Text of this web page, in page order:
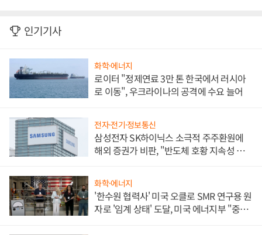
인기기사
화학·에너지
로이터 "정제연료 3만 톤 한국에서 러시아
로 이동", 우크라이나의 공격에 수요 늘어
전자·전기·정보통신
삼성전자 SK하이닉스 소극적 주주환원에
해외 증권가 비판, "반도체 호황 지속성 의
화학·에너지
'한수원 협력사' 미국 오클로 SMR 연구용 원
자로 '임계 상태' 도달, 미국 에너지부 "중요